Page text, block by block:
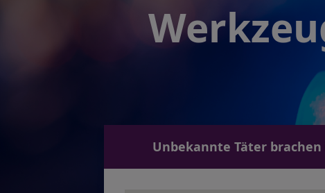
Unbekannte Täter